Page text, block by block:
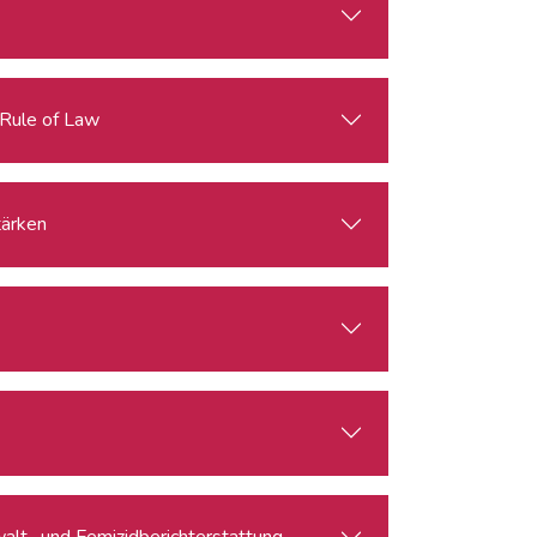
of Law
stärken